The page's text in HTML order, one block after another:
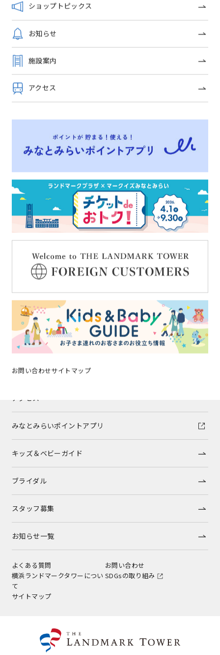
ショップトピックス
お知らせ
施設案内
アクセス
お問い合わせサイトマップ
OFFICIAL SNS
トップページ
イベントニュース
ショップガイド
フロアガイド
ショップトピックス
施設案内
アクセス
みなとみらいポイントアプリ
キッズ＆ベビーガイド
ブライダル
スタッフ募集
お知らせ一覧
よくある質問
お問い合わせ
横浜ランドマークタワーについ
て
SDGsの取り組み
サイトマップ